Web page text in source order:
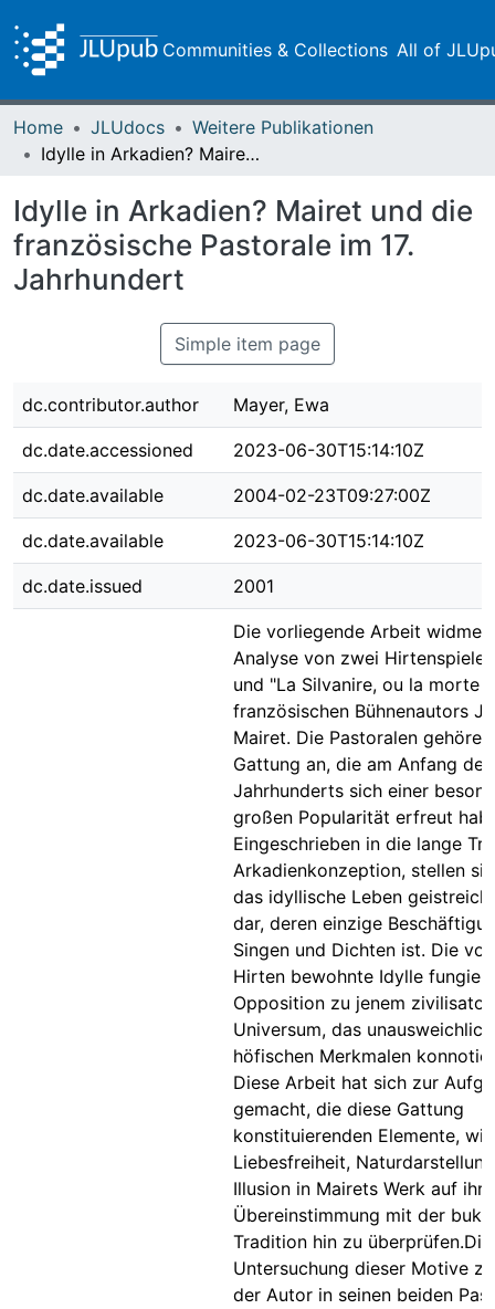
Communities & Collections All of
Home JLUdocs
Weitere Publikationen
Idylle in Arkadien? Mairet und die französische Pastorale im 17. Jahrhundert
Idylle in Arkadien? Mairet und die
französische Pastorale im 17.
Jahrhundert
Simple item page
dc.contributor.author Mayer, Ewa
dc.date.accessioned 2023-06-30T15:14:10Z
dc.date.available 2004-02-23T09:27:00Z
dc.date.available 2023-06-30T15:14:10Z
dc.date.issued 2001
Die vorliegende Arbeit widmet
Analyse von zwei
und "La Silvanire, ou la morte
französischen Bühnenautors
Mairet. Die Pastoralen
Gattung an, die am Anfang des
Jahrhunderts sich einer
großen Popularität erfreut
Eingeschrieben in die lange
Arkadienkonzeption, stellen
das idyllische Leben
dar, deren einzige
Singen und Dichten ist. Die
Hirten bewohnte Idylle
Opposition zu jenem
Universum, das
höfischen Merkmalen
Diese Arbeit hat sich zur
gemacht, die diese Gattung
konstituierenden Elemente,
Liebesfreiheit,
Illusion in Mairets Werk auf ihre
Übereinstimmung mit der
Tradition hin zu überprüfen.Die
Untersuchung dieser Motive
der Autor in seinen beiden